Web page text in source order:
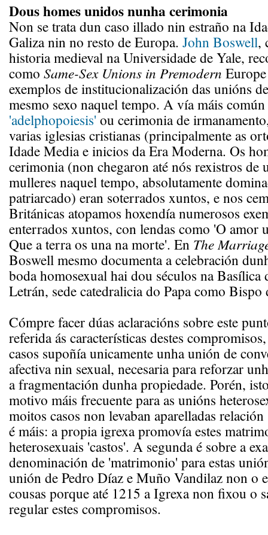
Dous homes unidos nunha cerimonia
Non se trata dun caso illado nin estraño na
Galiza nin no resto de Europa. John Boswell,
historia medieval na Universidade de Yale,
como Same-Sex Unions in Premodern
exemplos de institucionalización das unións
mesmo sexo naquel tempo. A vía máis común
'adelphopoiesis' ou cerimonia de
varias iglesias cristianas (principalmente as
Idade Media e inicios da Era Moderna. Os
cerimonia (non chegaron até nós rexistros de
mulleres naquel tempo, absolutamente
patriarcado) eran soterrados xuntos, e nos
Británicas atopamos hoxendía numerosos
enterrados xuntos, con lendas como 'O amor
Que a terra os una na morte'. En The
Boswell mesmo documenta a celebración
boda homosexual hai dou séculos na Basílica
Letrán, sede catedralicia do Papa como Bispo
Cómpre facer dúas aclaracións sobre este
referida ás características destes
casos supoñía unicamente unha unión de
afectiva nin sexual, necesaria para reforzar
a fragmentación dunha propiedade. Porén,
motivo máis frecuente para as unións
moitos casos non levaban aparelladas
é máis: a propia igrexa promovía estes
heterosexuais 'castos'. A segunda é sobre a
denominación de 'matrimonio' para estas
unión de Pedro Díaz e Muño Vandilaz non o
cousas porque até 1215 a Igrexa non fixou o
regular estes compromisos.